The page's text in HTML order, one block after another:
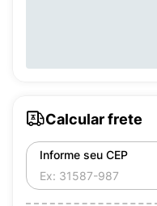
Calcular frete
Informe seu CEP